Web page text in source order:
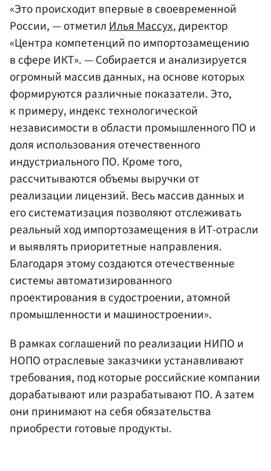
«Это происходит впервые в своевременной
России, — отметилИлья Массух, директор
«Центра компетенций по импортозамещению
в сфере ИКТ». — Собирается и анализируется
огромный массив данных, на основе которых
формируются различные показатели. Это,
к примеру, индекс технологической
независимости в области промышленного ПО и
доля использования отечественного
индустриального ПО. Кроме того,
рассчитываются объемы выручки от
реализации лицензий. Весь массив данных и
его систематизация позволяют отслеживать
реальный ход импортозамещения в ИТ-отрасли
и выявлять приоритетные направления.
Благодаря этому создаются отечественные
системы автоматизированного
проектирования в судостроении, атомной
промышленности и машиностроении».
В рамках соглашений по реализации НИПО и
НОПО отраслевые заказчики устанавливают
требования, под которые российские компании
дорабатывают или разрабатывают ПО. А затем
они принимают на себя обязательства
приобрести готовые продукты.